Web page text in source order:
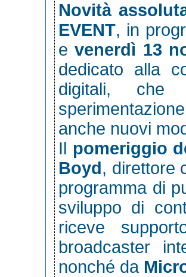
Novità
EVENT, in
evenerdì 13
dedicato alla
digitali, che
anche nuovi
Il pomeriggio
Boyd, direttore
programma di
sviluppo di
riceve
broadcaster
nonché da